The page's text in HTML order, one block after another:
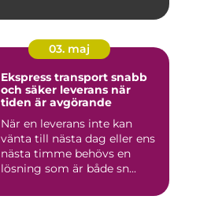
03. maj
Ekspress transport snabb
och säker leverans när
tiden är avgörande
När en leverans inte kan
vänta till nästa dag eller ens
nästa timme behövs en
lösning som är både sn...